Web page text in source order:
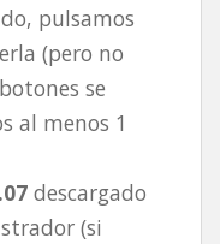
pulsamos
(pero no
se
al menos 1
descargado
(si